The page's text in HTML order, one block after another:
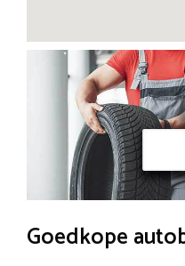
Goedkope